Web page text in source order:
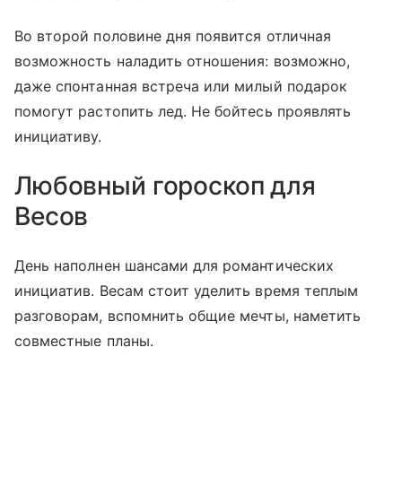
Во второй половине дня появится отличная
возможность наладить отношения: возможно,
даже спонтанная встреча или милый подарок
помогут растопить лед. Не бойтесь проявлять
инициативу.
Любовный гороскоп для
Весов
День наполнен шансами для романтических
инициатив. Весам стоит уделить время теплым
разговорам, вспомнить общие мечты, наметить
совместные планы.